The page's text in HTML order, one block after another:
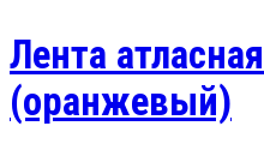
Лента
(оранжевый)